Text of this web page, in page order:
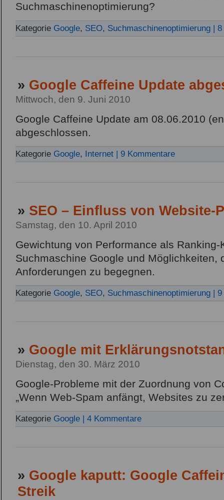
Suchmaschinenoptimierung?
Kategorie Google, SEO, Suchmaschinenoptimierung |
» Google Caffeine Update
Mittwoch, den 9. Juni 2010
Google Caffeine Update am 08.06.2010
abgeschlossen.
Kategorie Google, Internet | 9 Kommentare
» SEO – Einfluss von Website-
Samstag, den 10. April 2010
Gewichtung von Performance als Ranking-
Suchmaschine Google und Möglichkeiten,
Anforderungen zu begegnen.
Kategorie Google, SEO, Suchmaschinenoptimierung |
» Google mit
Dienstag, den 30. März 2010
Google-Probleme mit der Zuordnung von
„Wenn Web-Spam anfängt, Websites zu
Kategorie Google | 4 Kommentare
» Google kaputt: Google
Streik